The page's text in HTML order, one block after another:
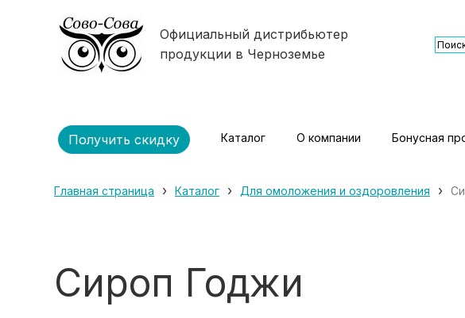
Официальный дистрибьютер
продукции в Черноземье
Получить скидку Каталог О компании Бонусная
Главная страница › Каталог › Для омоложения и оздоровления ›
Сироп Годжи